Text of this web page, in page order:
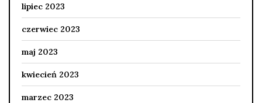
lipiec 2023
czerwiec 2023
maj 2023
kwiecień 2023
marzec 2023